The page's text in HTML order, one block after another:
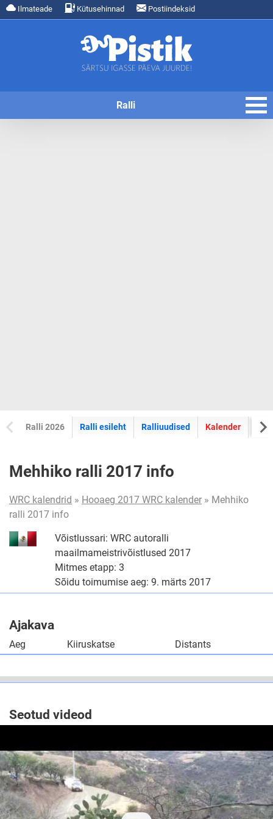
Ilmateade Kütusehinnad Postiindeksid
Ralli
Ralli 2026 Ralli esileht Ralliuudised Kalender
Mehhiko ralli 2017 info
WRC kalendrid » Hooaeg 2017 WRC kalender » Mehhiko
ralli 2017 info
Võistlussari: WRC autoralli
maailmameistrivõistlused 2017
Mitmes etapp: 3
Sõidu toimumise aeg: 9. märts 2017
Ajakava
Aeg Kiiruskatse Distants
Seotud videod